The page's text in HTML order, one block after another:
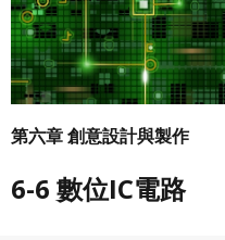
第六章 創意設計與製作
6-6 數位IC電路